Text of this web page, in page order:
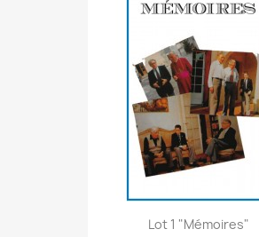
Lot 1 "Mémoires"